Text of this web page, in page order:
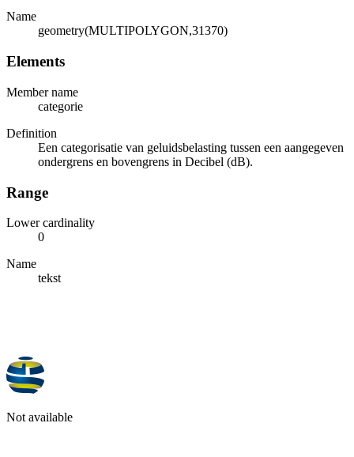
Name
geometry(MULTIPOLYGON,31370)
Elements
Member name
categorie
Definition
Een categorisatie van geluidsbelasting tussen een aangegeven
ondergrens en bovengrens in Decibel (dB).
Range
Lower cardinality
0
Name
tekst
Not available